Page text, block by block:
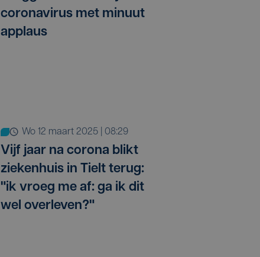
coronavirus met minuut
applaus
wo 12 maart 2025 | 08:29
Vijf jaar na corona blikt
ziekenhuis in Tielt terug:
"ik vroeg me af: ga ik dit
wel overleven?"